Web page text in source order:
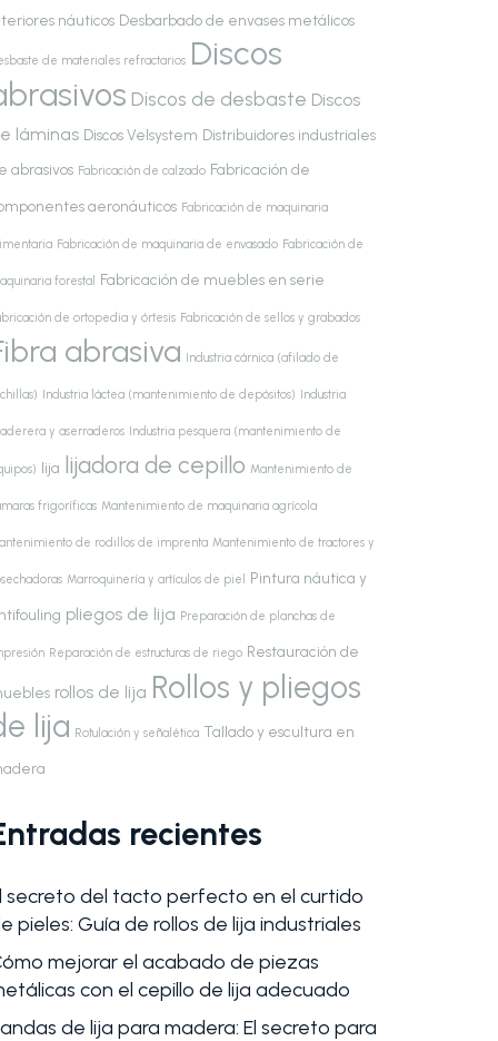
náuticos Desbarbado de envases metálicos
de materiales refractarios Discos
Discos de desbaste Discos
láminas Discos Velsystem Distribuidores industriales
abrasivos Fabricación de calzado Fabricación de
aeronáuticos Fabricación de maquinaria
Fabricación de maquinaria de envasado Fabricación de
forestal Fabricación de muebles en serie
de ortopedia y órtesis Fabricación de sellos y grabados
abrasiva Industria cárnica (afilado de
Industria láctea (mantenimiento de depósitos) Industria
y aserraderos Industria pesquera (mantenimiento de
lija lijadora de cepillo Mantenimiento de
frigoríficas Mantenimiento de maquinaria agrícola
de rodillos de imprenta Mantenimiento de tractores y
Marroquinería y artículos de piel Pintura náutica y
pliegos de lija Preparación de planchas de
Reparación de estructuras de riego Restauración de
rollos de lija Rollos y pliegos
lija Rotulación y señalética Tallado y escultura en
recientes
secreto del tacto perfecto en el curtido
pieles: Guía de rollos de lija industriales
mejorar el acabado de piezas
con el cepillo de lija adecuado
de lija para madera: El secreto para